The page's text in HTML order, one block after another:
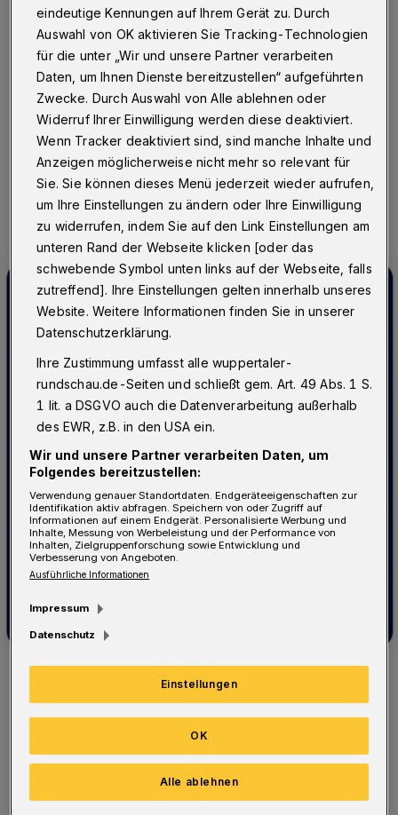
Wuppertal ·
Die Autobahn GmbH Rheinland sperrt von
Montag (2. Mai 2022) um 9 Uhr bis Freitag (6. Mai) um
15 Uhr einen Fahrstreifen der A 535 im Sonnborner
Kreuz in Fahrtrichtung Solingen.
02.05.2022 , 07:00 Uhr Eine Minute Lesezeit
Symbolbild,
In dieser Zeit wird der Boden für künftige
eindeutige Kennungen auf Ihrem Gerät zu. Durch
Auswahl von OK aktivieren Sie Tracking-Technologien
für die unter „Wir und unsere Partner verarbeiten
Daten, um Ihnen Dienste bereitzustellen“ aufgeführten
Zwecke. Durch Auswahl von Alle ablehnen oder
Widerruf Ihrer Einwilligung werden diese deaktiviert.
Wenn Tracker deaktiviert sind, sind manche Inhalte und
Anzeigen möglicherweise nicht mehr so relevant für
Sie. Sie können dieses Menü jederzeit wieder aufrufen,
um Ihre Einstellungen zu ändern oder Ihre Einwilligung
zu widerrufen, indem Sie auf den Link Einstellungen am
unteren Rand der Webseite klicken [oder das
schwebende Symbol unten links auf der Webseite, falls
zutreffend]. Ihre Einstellungen gelten innerhalb unseres
Website. Weitere Informationen finden Sie in unserer
Datenschutzerklärung.
Ihre Zustimmung umfasst alle wuppertaler-
rundschau.de-Seiten und schließt gem. Art. 49 Abs. 1 S.
1 lit. a DSGVO auch die Datenverarbeitung außerhalb
des EWR, z.B. in den USA ein.
Wir und unsere Partner verarbeiten Daten, um
Folgendes bereitzustellen:
Verwendung genauer Standortdaten. Endgeräteeigenschaften zur
Identifikation aktiv abfragen. Speichern von oder Zugriff auf
Informationen auf einem Endgerät. Personalisierte Werbung und
Inhalte, Messung von Werbeleistung und der Performance von
Inhalten, Zielgruppenforschung sowie Entwicklung und
Verbesserung von Angeboten.
Ausführliche Informationen
Impressum
Datenschutz
Einstellungen
Alle ablehnen
OK